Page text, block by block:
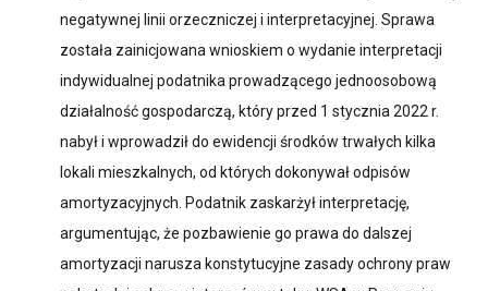
negatywnej linii orzeczniczej i interpretacyjnej. Sprawa
została zainicjowana wnioskiem o wydanie interpretacji
indywidualnej podatnika prowadzącego jednoosobową
działalność gospodarczą, który przed 1 stycznia 2022 r.
nabył i wprowadził do ewidencji środków trwałych kilka
lokali mieszkalnych, od których dokonywał odpisów
amortyzacyjnych. Podatnik zaskarżył interpretację,
argumentując, że pozbawienie go prawa do dalszej
amortyzacji narusza konstytucyjne zasady ochrony praw